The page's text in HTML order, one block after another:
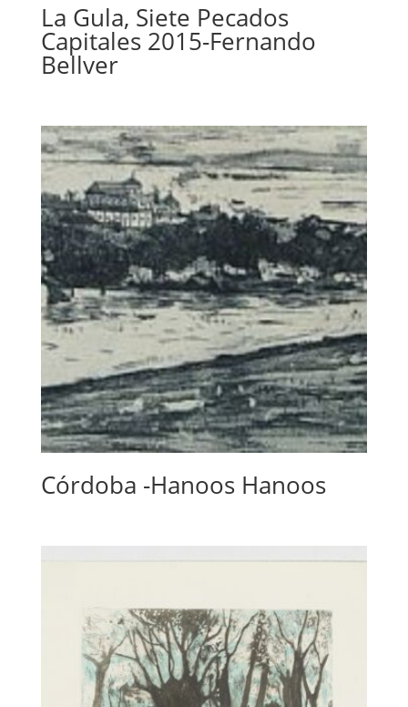
La Gula, Siete Pecados
Capitales 2015-Fernando
Bellver
Córdoba -Hanoos Hanoos